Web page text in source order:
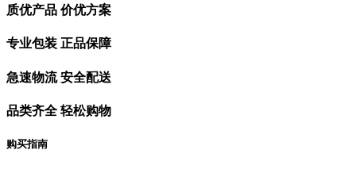
质优产品 价优方案
专业包装 正品保障
急速物流 安全配送
品类齐全 轻松购物
购买指南